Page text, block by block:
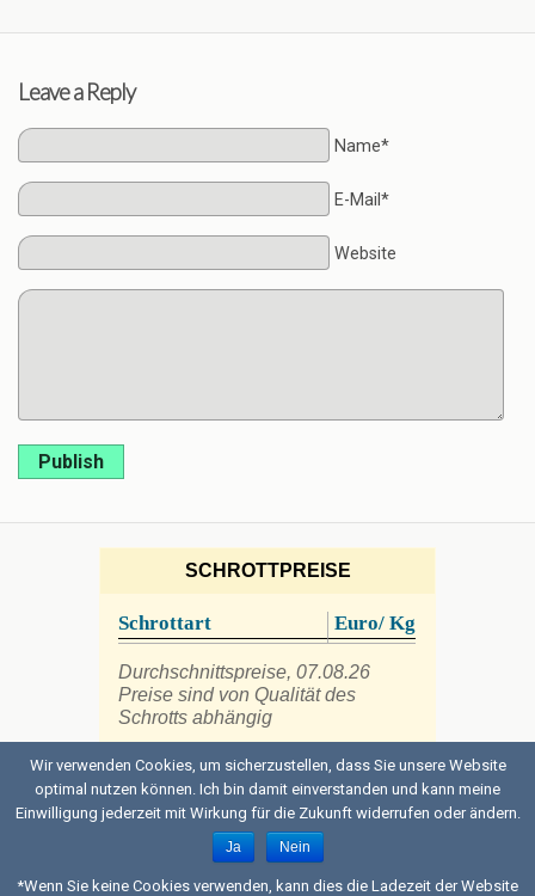
Leave a Reply
Name*
E-Mail*
Website
Publish
SCHROTTPREISE
Schrottart Euro/ Kg
Durchschnittspreise, 07.08.26
Preise sind von Qualität des
Schrotts abhängig
Back to top
Mobile Desktop
Wir verwenden Cookies, um sicherzustellen, dass Sie unsere Website
optimal nutzen können. Ich bin damit einverstanden und kann meine
Einwilligung jederzeit mit Wirkung für die Zukunft widerrufen oder ändern.
Ja Nein
*Wenn Sie keine Cookies verwenden, kann dies die Ladezeit der Website